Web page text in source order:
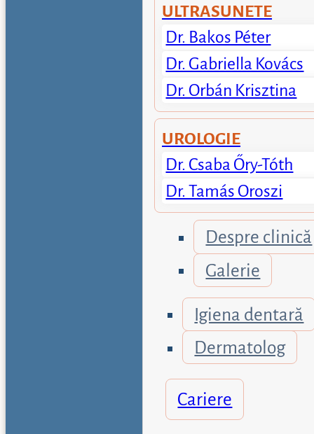
ULTRASUNETE
Dr. Bakos Péter
Dr. Gabriella Kovács
Dr. Orbán Krisztina
UROLOGIE
Dr. Csaba Őry-Tóth
Dr. Tamás Oroszi
Despre clinică
Galerie
Igiena dentară
Dermatolog
Cariere